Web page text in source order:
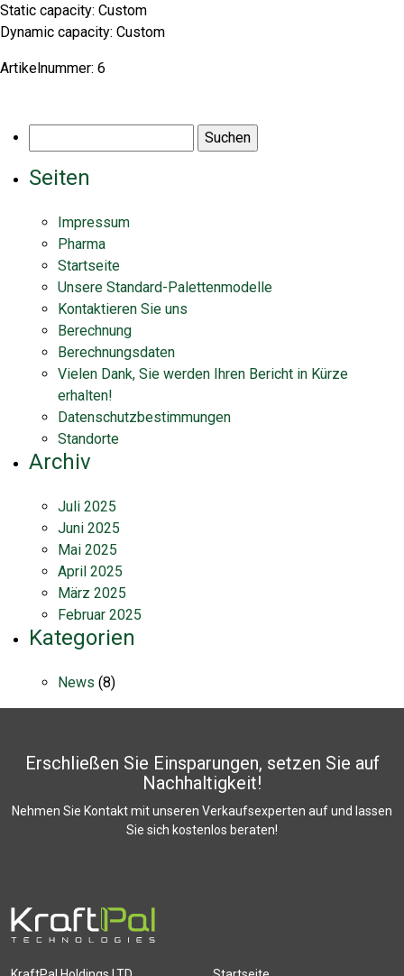
Static capacity: Custom
Dynamic capacity: Custom
Artikelnummer: 6
Suchen
Seiten
Impressum
Pharma
Startseite
Unsere Standard-Palettenmodelle
Kontaktieren Sie uns
Berechnung
Berechnungsdaten
Vielen Dank, Sie werden Ihren Bericht in Kürze
erhalten!
Datenschutzbestimmungen
Standorte
Archiv
Juli 2025
Juni 2025
Mai 2025
April 2025
März 2025
Februar 2025
Kategorien
News (8)
Erschließen Sie Einsparungen, setzen Sie auf
Nachhaltigkeit!
Nehmen Sie Kontakt mit unseren Verkaufsexperten auf und lassen
Sie sich kostenlos beraten!